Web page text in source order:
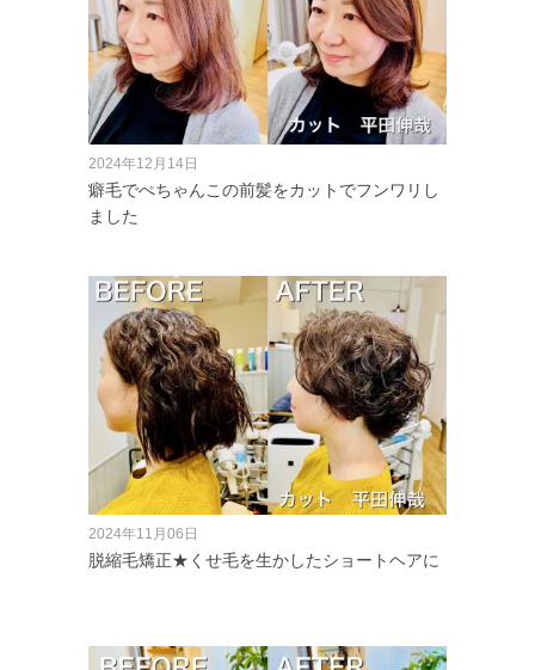
2024年12月14日
癖毛でぺちゃんこの前髪をカットでフンワリし
ました
2024年11月06日
脱縮毛矯正★くせ毛を生かしたショートヘアに